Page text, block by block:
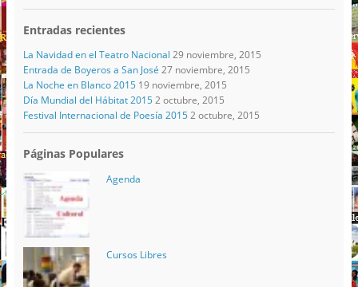
Entradas recientes
La Navidad en el Teatro Nacional 29 noviembre, 2015
Entrada de Boyeros a San José 27 noviembre, 2015
La Noche en Blanco 2015 19 noviembre, 2015
Día Mundial del Hábitat 2015 2 octubre, 2015
Festival Internacional de Poesía 2015 2 octubre, 2015
Páginas Populares
Agenda
Cursos Libres